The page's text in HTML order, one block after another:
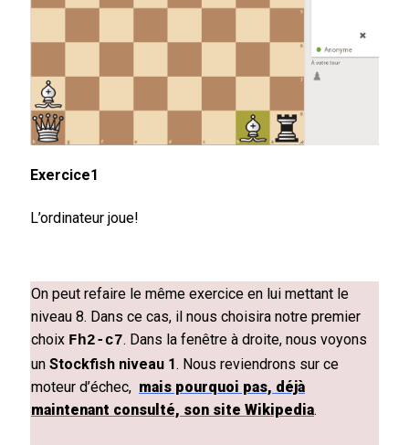
Exercice1
L’ordinateur joue!
On peut refaire le même exercice en lui mettant le
niveau 8. Dans ce cas, il nous choisira notre premier
choix Fh2-c7. Dans la fenêtre à droite, nous voyons
un Stockfish niveau 1. Nous reviendrons sur ce
moteur d’échec, mais pourquoi pas, déjà
maintenant consulté, son site Wikipedia.